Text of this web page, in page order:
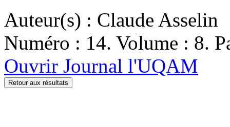
Auteur(s) : Claude Asselin
Numéro : 14. Volume : 8.
Ouvrir Journal l'UQAM
Retour aux résultats